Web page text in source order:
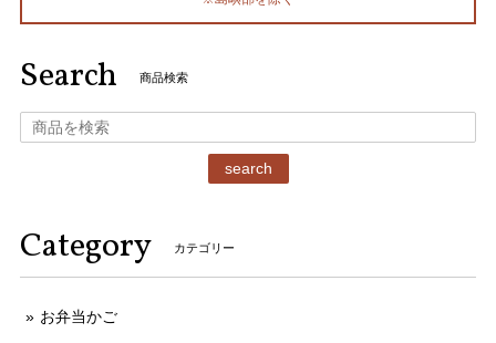
Search 商品検索
search
Category カテゴリー
お弁当かご